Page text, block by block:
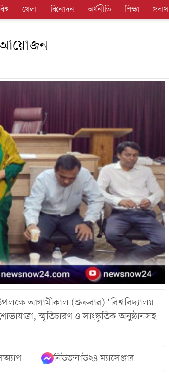
খেলা বিনোদন অর্থনীতি শিক্ষা প্রবাস
আয়োজন
উপলক্ষে আগামীকাল (শুক্রবার) ‘বিশ্ববিদ্যালয়
স্মৃতিচারণ ও সাংস্কৃতিক অনুষ্ঠানসহ
নিউজনাউ২৪ ম্যাসেঞ্জার